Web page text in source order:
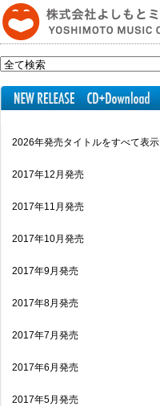
2026年発売タイトルをすべて表示
2017年12月発売
2017年11月発売
2017年10月発売
2017年9月発売
2017年8月発売
2017年7月発売
2017年6月発売
2017年5月発売